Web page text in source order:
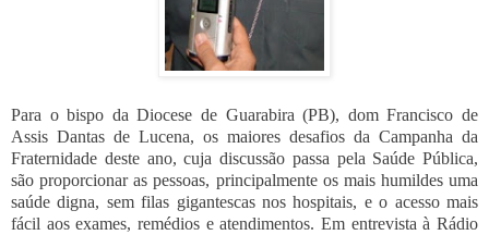
Para o bispo da Diocese de Guarabira (PB), dom Francisco de
Assis Dantas de Lucena, os maiores desafios da Campanha da
Fraternidade deste ano, cuja discussão passa pela Saúde Pública,
são proporcionar as pessoas, principalmente os mais humildes uma
saúde digna, sem filas gigantescas nos hospitais, e o acesso mais
fácil aos exames, remédios e atendimentos. Em entrevista à Rádio